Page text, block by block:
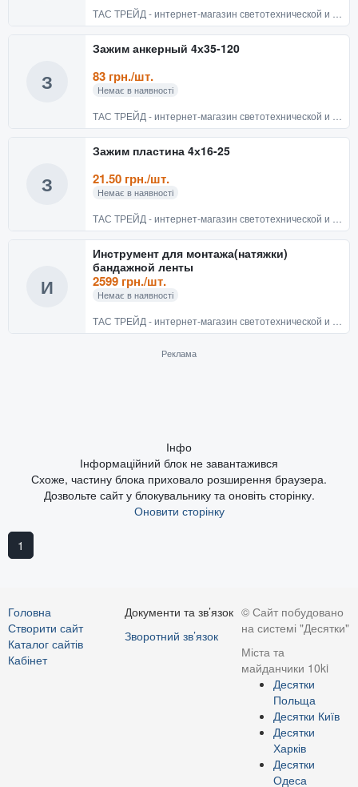
З
Зажим анкерный 4х35-120
83 грн./шт.
Немає в наявності
З
Зажим пластина 4х16-25
21.50 грн./шт.
Немає в наявності
И
Инструмент для монтажа(натяжки)
бандажной ленты
2599 грн./шт.
Немає в наявності
Реклама
Інфо
Інформаційний блок не завантажився
Схоже, частину блока приховало розширення браузера.
Дозвольте сайт у блокувальнику та оновіть сторінку.
Оновити сторінку
1
Головна
Створити сайт
Каталог сайтів
Кабінет
Документи та зв’язок
Зворотний зв’язок
© Сайт побудовано
на системі "Десятки"
Міста та
майданчики 10ki
Десятки
Польща
Десятки Київ
Десятки
Харків
Десятки
Одеса